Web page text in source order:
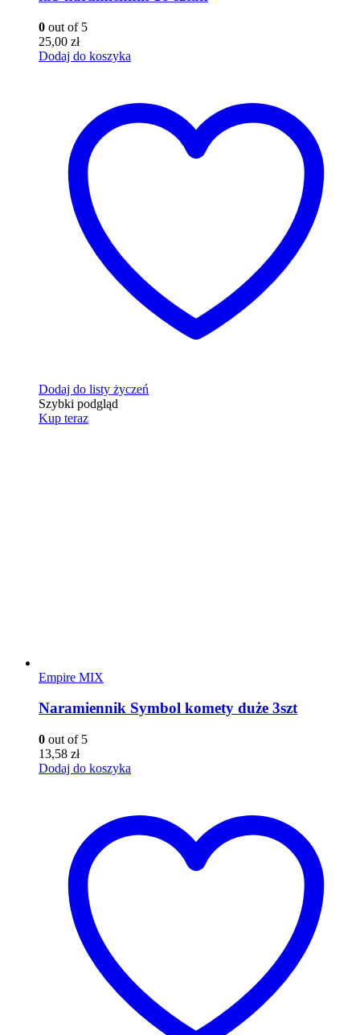
0 out of 5
25,00 zł
Dodaj do koszyka
Dodaj do listy życzeń
Szybki podgląd
Kup teraz
Empire MIX
Naramiennik Symbol komety duże 3szt
0 out of 5
13,58 zł
Dodaj do koszyka